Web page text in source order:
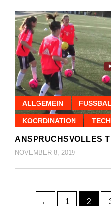
ALLGEMEIN
KOORDINATION
ANSPRUCHSVOLLES
NOVEMBER 8, 2019
← Page
1 Page
2